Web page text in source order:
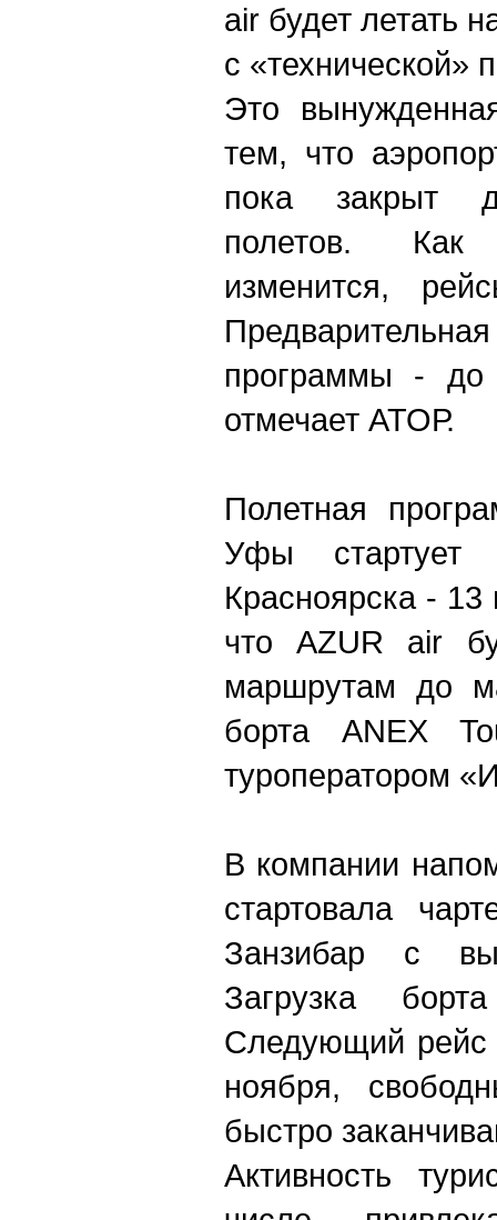
air будет летать
с «технической»
Это
тем, что
пока закрыт
полетов. Как
изменится,
программы -
отмечает АТОР.
Полетная
Уфы
Красноярска -
что AZUR air
маршрутам до
борта ANEX
туроператором
В компании
стартовала
Занзибар с
Загрузка
Следующий рейс
ноября,
быстро
Активность